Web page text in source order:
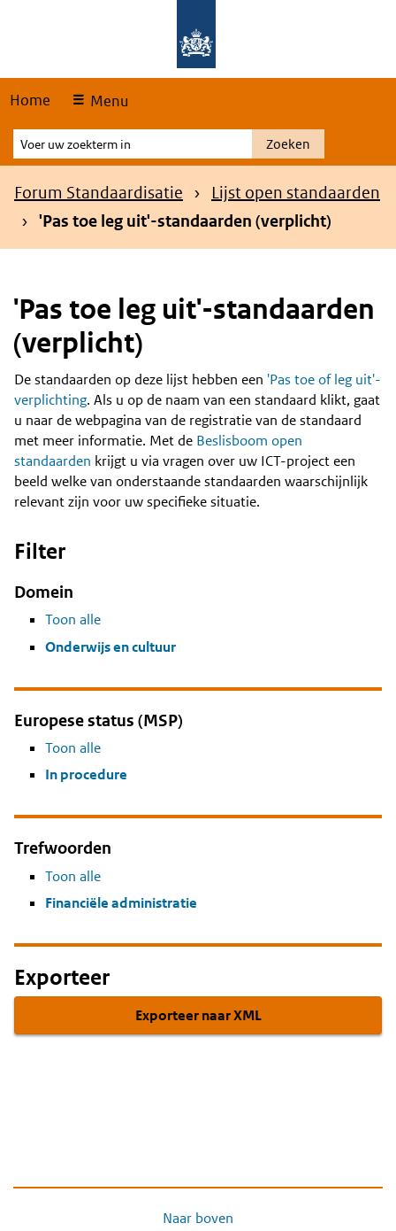
Home Menu
Voer
uw
zoekterm
Zoeken
Kruimelpad
Forum Standaardisatie
Lijst open standaarden
'Pas toe leg uit'-standaarden (verplicht)
'Pas toe leg uit'-standaarden
(verplicht)
Content
De standaarden op deze lijst hebben een 'Pas toe of leg uit'-
verplichting. Als u op de naam van een standaard klikt, gaat
u naar de webpagina van de registratie van de standaard
met meer informatie. Met de Beslisboom open
standaarden krijgt u via vragen over uw ICT-project een
beeld welke van onderstaande standaarden waarschijnlijk
relevant zijn voor uw specifieke situatie.
Filter
Domein
Toon alle
Onderwijs en cultuur
Europese status (MSP)
Toon alle
In procedure
Trefwoorden
Toon alle
Financiële administratie
Exporteer
Exporteer naar XML
Naar boven